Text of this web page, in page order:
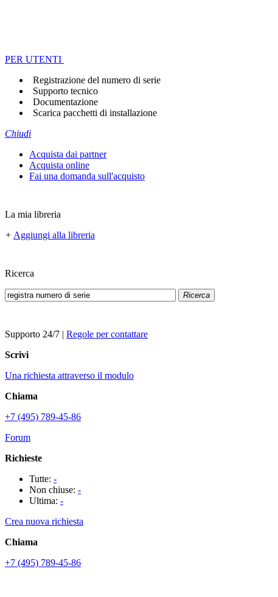
PER UTENTI
Registrazione del numero di serie
Supporto tecnico
Documentazione
Scarica pacchetti di installazione
Chiudi
Acquista dai partner
Acquista online
Fai una domanda sull'acquisto
La mia libreria
+ Aggiungi alla libreria
Ricerca
Ricerca
Supporto 24/7 | Regole per contattare
Scrivi
Una richiesta attraverso il modulo
Chiama
+7 (495) 789-45-86
Forum
Richieste
Tutte: -
Non chiuse: -
Ultima: -
Crea nuova richiesta
Chiama
+7 (495) 789-45-86